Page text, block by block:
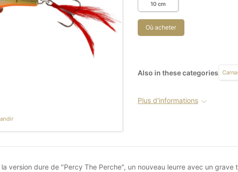
10 cm
Où acheter
Also in these categories
Plus d'informations
la version dure de "Percy The Perche", un nouveau leurre avec un